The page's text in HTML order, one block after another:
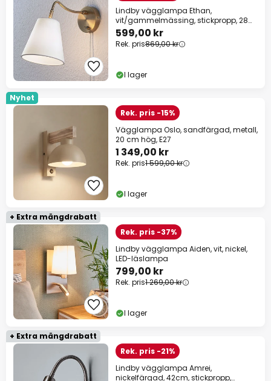
Lindby vägglampa Ethan,
vit/gammelmässing, stickpropp, 28
cm, E14
599,00 kr
Rek. pris869,00 kr
I lager
Nyhet
Rek. pris -15%
Vägglampa Oslo, sandfärgad, metall,
20 cm hög, E27
1 349,00 kr
Rek. pris1 599,00 kr
I lager
+ Extra mängdrabatt
Rek. pris -37%
Lindby vägglampa Aiden, vit, nickel,
LED-läslampa
799,00 kr
Rek. pris1 269,00 kr
I lager
+ Extra mängdrabatt
Rek. pris -21%
Lindby vägglampa Amrei,
nickelfärgad, 42cm, stickpropp,